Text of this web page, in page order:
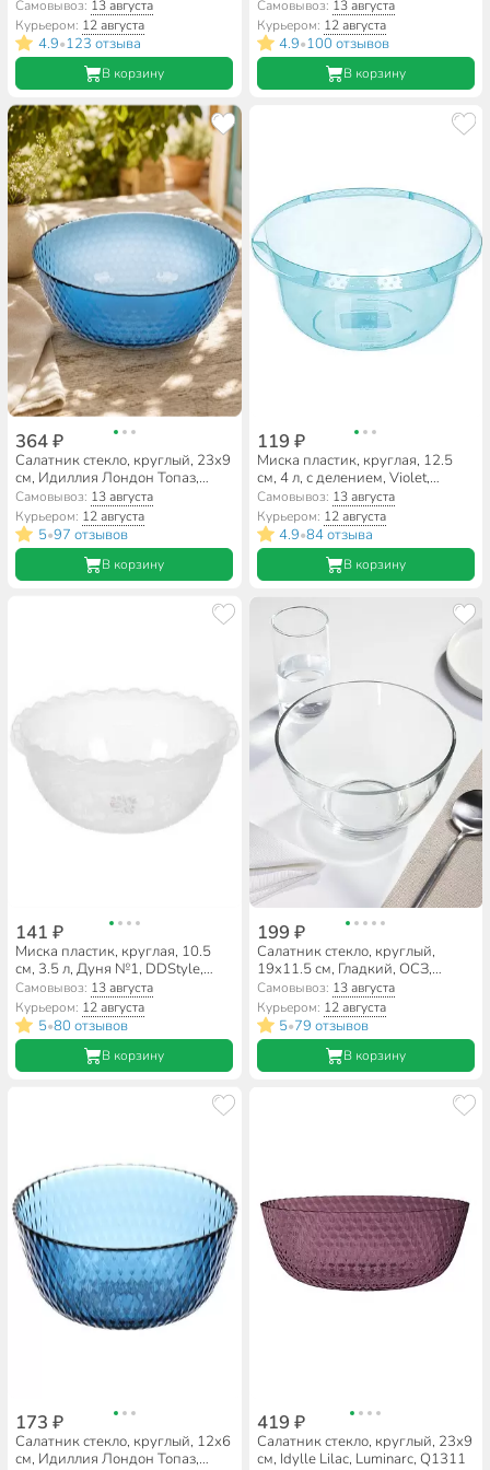
0.8, 1.4 л, с крышкой, Орлеан,
Daniks, BY14HDW-3-T36
Самовывоз: 13 августа
Курьером: 12 августа
4.9•123 отзыва
В корзину
Самовывоз: 13 августа
Курьером: 12 августа
4.9•100 отзывов
В корзину
364 ₽
Салатник стекло, круглый, 23х9
см, Идиллия Лондон Топаз,
Luminarc, Q1316, синий
Самовывоз: 13 августа
Курьером: 12 августа
5•97 отзывов
В корзину
119 ₽
Миска пластик, круглая, 12.5
см, 4 л, с делением, Violet,
4004/12, голубая
Самовывоз: 13 августа
Курьером: 12 августа
4.9•84 отзыва
В корзину
141 ₽
Миска пластик, круглая, 10.5
см, 3.5 л, Дуня №1, DDStyle,
10501, в ассортименте
Самовывоз: 13 августа
Курьером: 12 августа
5•80 отзывов
В корзину
199 ₽
Салатник стекло, круглый,
19х11.5 см, Гладкий, ОСЗ,
07с1326
Самовывоз: 13 августа
Курьером: 12 августа
5•79 отзывов
В корзину
173 ₽
Салатник стекло, круглый, 12х6
см, Идиллия Лондон Топаз,
419 ₽
Салатник стекло, круглый, 23х9
см, Idylle Lilac, Luminarc, Q1311